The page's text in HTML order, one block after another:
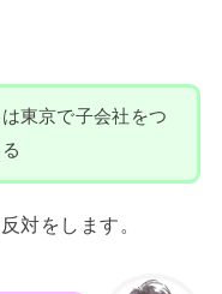
東京で子会社をつ
対をします。